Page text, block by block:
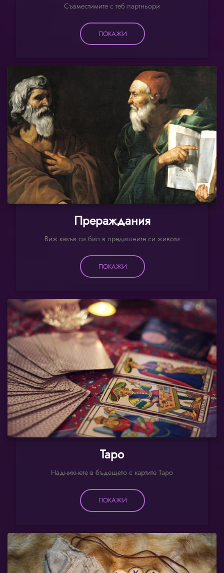
Съвместимите с теб партньори
ПОКАЖИ
Прераждания
Виж какъв си бил в предишните си животи
ПОКАЖИ
Таро
Надникнете в бъдещето с картите Таро
ПОКАЖИ